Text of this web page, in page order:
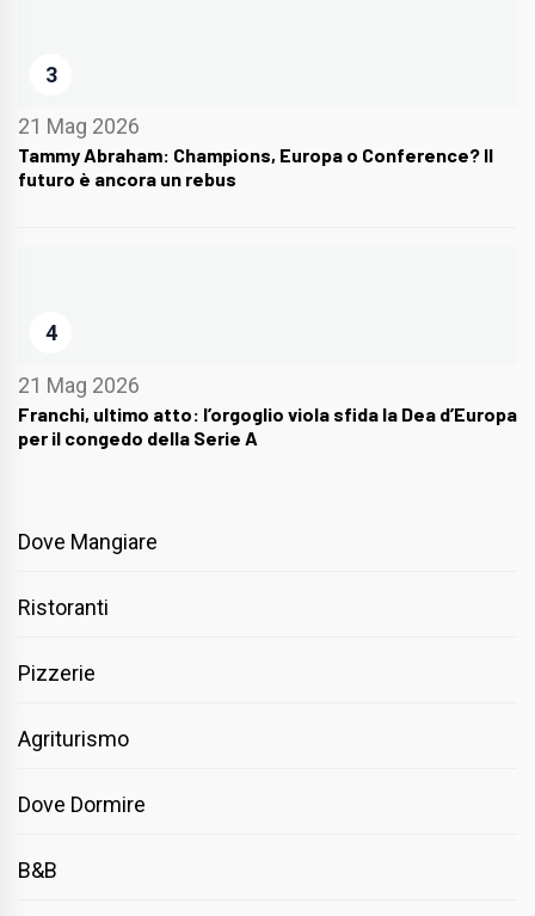
3
21 Mag 2026
Tammy Abraham: Champions, Europa o Conference? Il
futuro è ancora un rebus
4
21 Mag 2026
Franchi, ultimo atto: l’orgoglio viola sfida la Dea d’Europa
per il congedo della Serie A
Dove Mangiare
Ristoranti
Pizzerie
Agriturismo
Dove Dormire
B&B